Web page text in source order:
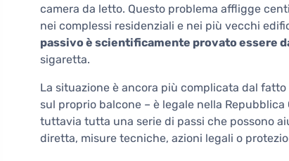
camera da letto. Questo problema affligge
nei complessi residenziali e nei più vecchi
passivo è scientificamente provato essere
sigaretta.
La situazione è ancora più complicata dal fatto
sul proprio balcone – è legale nella
tuttavia tutta una serie di passi che possono
diretta, misure tecniche, azioni legali o